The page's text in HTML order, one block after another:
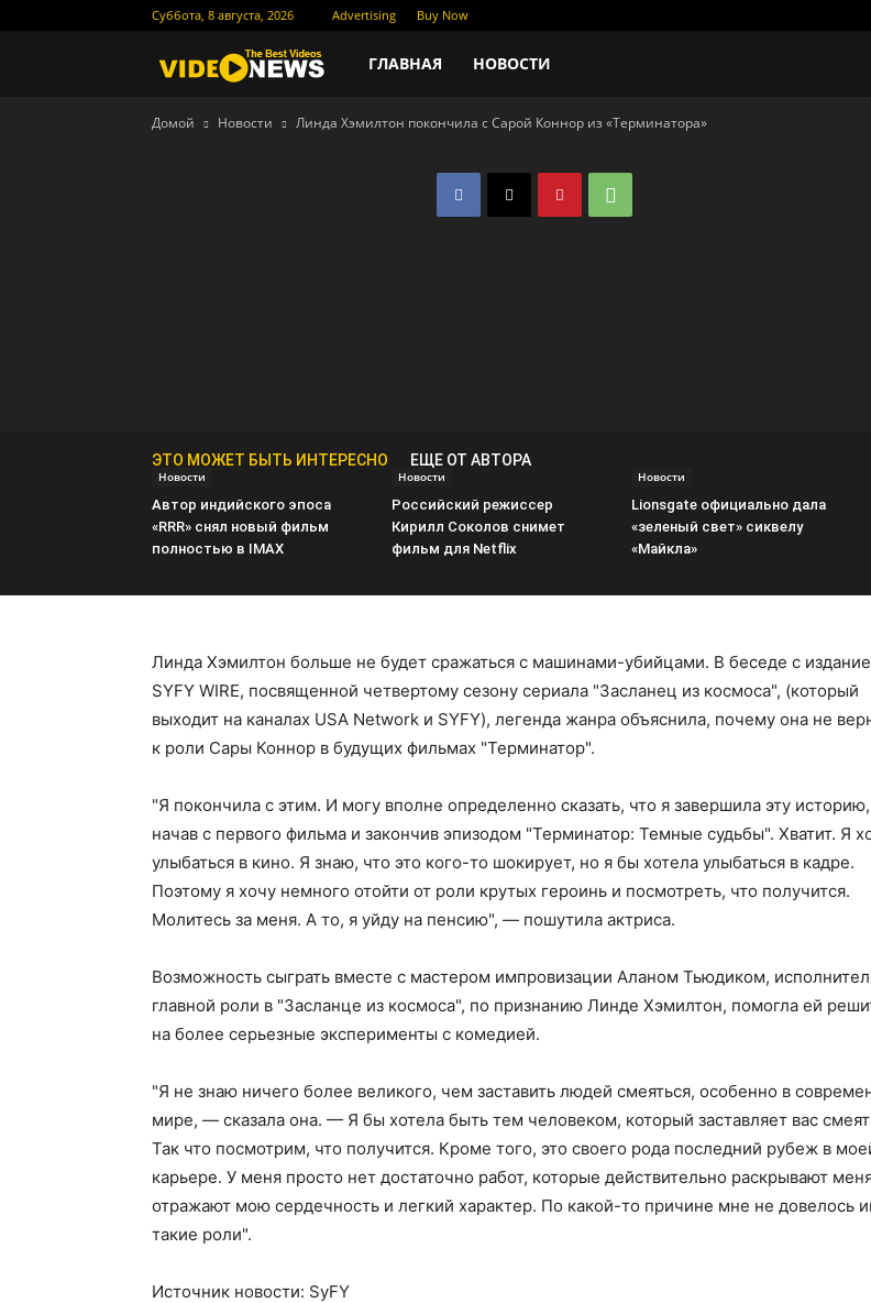
Суббота, 8 августа, 2026 Advertising Buy Now
Новости
кино
ГЛАВНАЯ НОВОСТИ
Домой Новости Линда Хэмилтон покончила с Сарой Коннор из «Терминатора»
ЭТО МОЖЕТ БЫТЬ ИНТЕРЕСНО ЕЩЕ ОТ АВТОРА
Новости
Автор индийского эпоса
«RRR» снял новый фильм
полностью в IMAX
Новости
Российский режиссер
Кирилл Соколов снимет
фильм для Netflix
Новости
Lionsgate официально дала
«зеленый свет» сиквелу
«Майкла»
Линда Хэмилтон больше не будет сражаться с машинами-убийцами. В беседе с
SYFY WIRE, посвященной четвертому сезону сериала "Засланец из космоса", (который
выходит на каналах USA Network и SYFY), легенда жанра объяснила, почему она не
к роли Сары Коннор в будущих фильмах "Терминатор".
"Я покончила с этим. И могу вполне определенно сказать, что я завершила эту историю,
начав с первого фильма и закончив эпизодом "Терминатор: Темные судьбы". Хватит. Я
улыбаться в кино. Я знаю, что это кого-то шокирует, но я бы хотела улыбаться в кадре.
Поэтому я хочу немного отойти от роли крутых героинь и посмотреть, что получится.
Молитесь за меня. А то, я уйду на пенсию", — пошутила актриса.
Возможность сыграть вместе с мастером импровизации Аланом Тьюдиком,
главной роли в "Засланце из космоса", по признанию Линде Хэмилтон, помогла ей
на более серьезные эксперименты с комедией.
"Я не знаю ничего более великого, чем заставить людей смеяться, особенно в
мире, — сказала она. — Я бы хотела быть тем человеком, который заставляет вас
Так что посмотрим, что получится. Кроме того, это своего рода последний рубеж в
карьере. У меня просто нет достаточно работ, которые действительно раскрывают
отражают мою сердечность и легкий характер. По какой-то причине мне не довелось
такие роли".
Источник новости: SyFY